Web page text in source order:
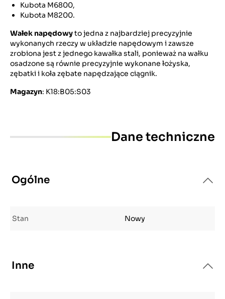
Kubota M6800,
Kubota M8200.
Wałek napędowyto jedna z najbardziej precyzyjnie
wykonanych rzeczy w układzie napędowym i zawsze
zrobiona jest z jednego kawałka stali, ponieważ na wałku
osadzone są równie precyzyjnie wykonane łożyska,
zębatki i koła zębate napędzające ciągnik.
Magazyn: K18:B05:S03
Dane techniczne
Ogólne
Stan Nowy
Inne